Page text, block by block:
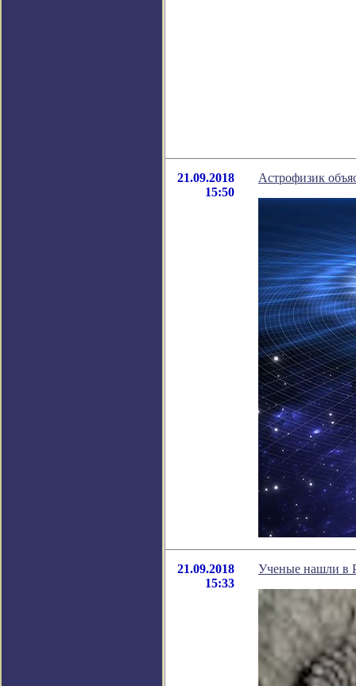
21.09.2018
15:50
Астрофизик
21.09.2018
15:33
Ученые нашли в